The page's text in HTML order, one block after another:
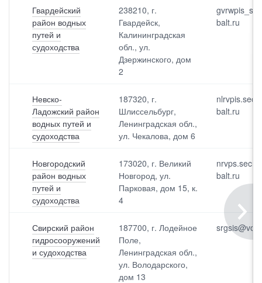
br>
ад
ре
с
ль
Гвардейский
район водных
путей и
судоходства
238210, г.
Гвардейск,
Калининградская
обл., ул.
Дзержинского, дом
2
balt.ru
Невско-
Ладожский район
водных путей и
судоходства
187320, г.
Шлиссельбург,
Ленинградская обл.,
ул. Чекалова, дом 6
balt.ru
Новгородский
район водных
путей и
судоходства
173020, г. Великий
Новгород, ул.
Парковая, дом 15, к.
4
balt.ru
Свирский район
гидросооружений
и судоходства
187700, г. Лодейное
Поле,
Ленинградская обл.,
ул. Володарского,
дом 13